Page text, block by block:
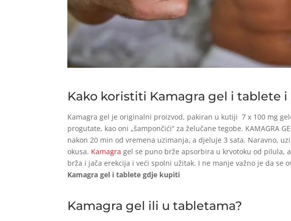
Kako koristiti Kamagra gel i tablete
Kamagra gel je originalni proizvod, pakiran u kutiji 7 x 100 mg
progutate, kao oni „šampončići“ za želučane tegobe. KAMAGRA
nakon 20 min od vremena uzimanja, a djeluje 3 sata. Naravno,
okusa. Kamagra gel se puno brže apsorbira u krvotoku od pilula,
brža i jača erekcija i veći spolni užitak. I ne manje važno je da
Kamagra gel i tablete gdje kupiti
Kamagra gel ili u tabletama?